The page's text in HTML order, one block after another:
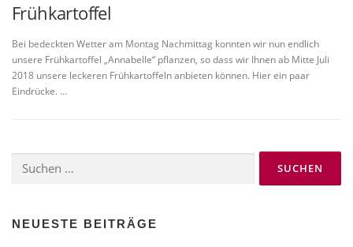
Frühkartoffel
Bei bedeckten Wetter am Montag Nachmittag konnten wir nun endlich
unsere Frühkartoffel „Annabelle“ pflanzen, so dass wir Ihnen ab Mitte Juli
2018 unsere leckeren Frühkartoffeln anbieten können. Hier ein paar
Eindrücke. …
nach:
NEUESTE BEITRÄGE